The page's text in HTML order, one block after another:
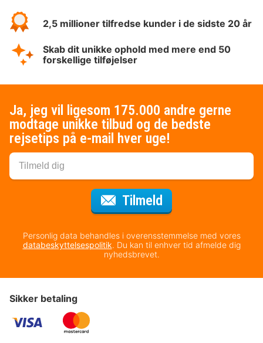
2,5 millioner tilfredse kunder i de sidste 20 år
Skab dit unikke ophold med mere end 50
forskellige tilføjelser
Ja, jeg vil ligesom 175.000 andre gerne
modtage unikke tilbud og de bedste
rejsetips på e-mail hver uge!
Tilmeld
Personlig data behandles i overensstemmelse med vores
databeskyttelsespolitik. Du kan til enhver tid afmelde dig
nyhedsbrevet.
Sikker betaling